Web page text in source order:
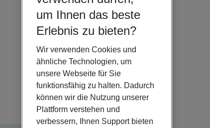
um Ihnen das beste
Erlebnis zu bieten?
Wir verwenden Cookies und
ähnliche Technologien, um
unsere Webseite für Sie
funktionsfähig zu halten. Dadurch
können wir die Nutzung unserer
Plattform verstehen und
verbessern, Ihnen Support bieten